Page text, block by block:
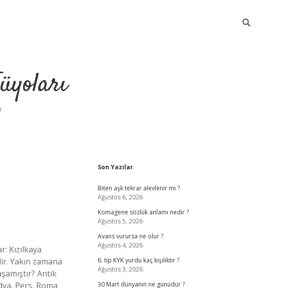
Kızılkaya
Yakın zamana
Antik
Pers, Roma
Sidebar
Son Yazılar
Biten aşk tekrar alevlenir mi ?
Ağustos 6, 2026
Komagene sözlük anlamı nedir ?
Ağustos 5, 2026
Avans vurursa ne olur ?
Ağustos 4, 2026
6. tip KYK yurdu kaç kişiliktir ?
Ağustos 3, 2026
30 Mart dünyanın ne günüdür ?